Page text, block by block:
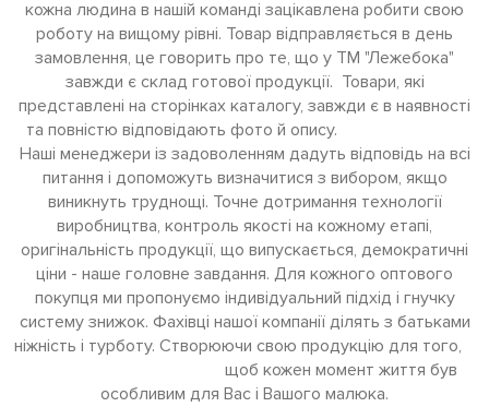
кожна людина в нашій команді зацікавлена робити свою
роботу на вищому рівні. Товар відправляється в день
замовлення, це говорить про те, що у ТМ "Лежебока"
завжди є склад готової продукції. Товари, які
представлені на сторінках каталогу, завжди є в наявності
та повністю відповідають фото й опису.
Наші менеджери із задоволенням дадуть відповідь на всі
питання і допоможуть визначитися з вибором, якщо
виникнуть труднощі. Точне дотримання технології
виробництва, контроль якості на кожному етапі,
оригінальність продукції, що випускається, демократичні
ціни - наше головне завдання. Для кожного оптового
покупця ми пропонуємо індивідуальний підхід і гнучку
систему знижок. Фахівці нашої компанії ділять з батьками
ніжність і турботу. Створюючи свою продукцію для того,
щоб кожен момент життя був
особливим для Вас і Вашого малюка.